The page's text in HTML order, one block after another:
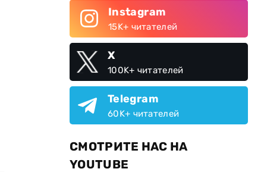
Instagram
15K+ читателей
X
100K+ читателей
Telegram
60K+ читателей
СМОТРИТЕ НАС НА
YOUTUBE